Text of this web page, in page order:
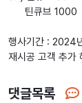
틴큐브 1000
행사기간 : 2024
재시공 고객 추가
댓글목록